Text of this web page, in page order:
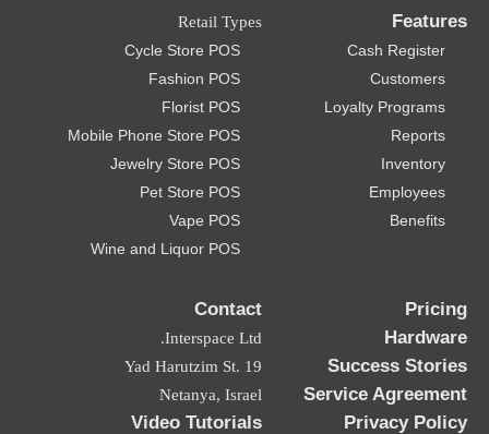
Features
Cash Register
Customers
Loyalty Programs
Reports
Inventory
Employees
Benefits
Retail Types
Cycle Store POS
Fashion POS
Florist POS
Mobile Phone Store POS
Jewelry Store POS
Pet Store POS
Vape POS
Wine and Liquor POS
Pricing
Hardware
Success Stories
Service Agreement
Privacy Policy
Contact
Interspace Ltd.
19 Yad Harutzim St.
Netanya, Israel
Video Tutorials